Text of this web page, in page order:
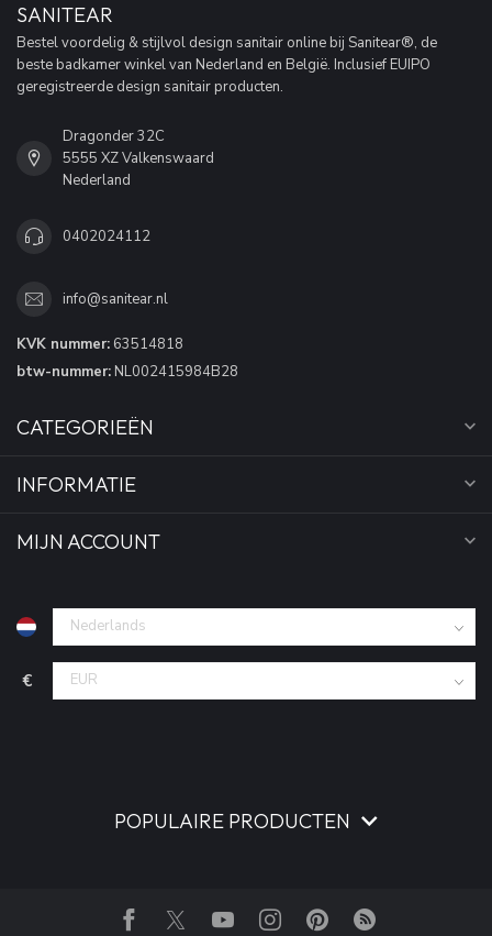
SANITEAR
Bestel voordelig & stijlvol design sanitair online bij Sanitear®, de
beste badkamer winkel van Nederland en België. Inclusief EUIPO
geregistreerde design sanitair producten.
Dragonder 32C
5555 XZ Valkenswaard
Nederland
0402024112
info@sanitear.nl
KVK nummer: 63514818
btw-nummer: NL002415984B28
CATEGORIEËN
INFORMATIE
MIJN ACCOUNT
€
POPULAIRE PRODUCTEN